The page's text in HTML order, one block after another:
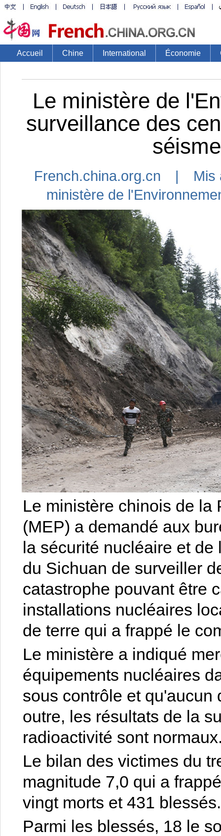
Accueil Chine International Économie
Le ministère de
surveillance des
French.china.org.cn |
ministère de
Le ministère chinois de la
(MEP) a demandé aux
la sécurité nucléaire et
du Sichuan de surveiller
catastrophe pouvant être
installations nucléaires
de terre qui a frappé le
Le ministère a indiqué
équipements nucléaires
sous contrôle et qu'aucun
outre, les résultats de la
radioactivité sont
Le bilan des victimes du
magnitude 7,0 qui a
vingt morts et 431 blessés.
Parmi les blessés, 18 le